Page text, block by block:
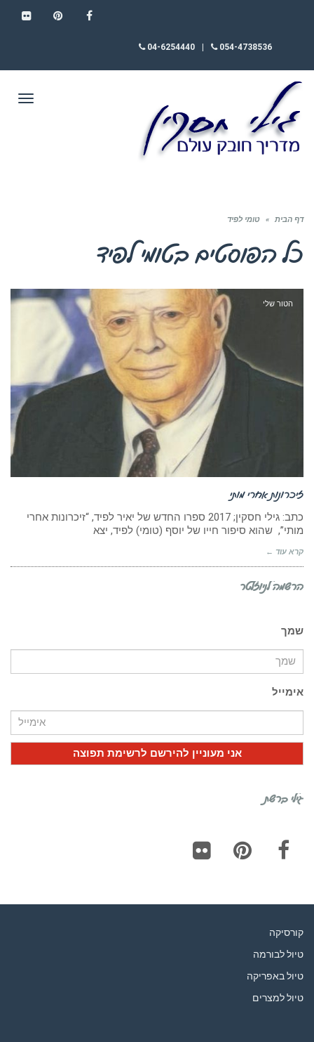
054-4738536
04-6254440
דף הבית » טומי לפיד
כל הפוסטים בטומי לפיד
הטור שלי
זיכרונות אחרי מותי
כתב: גילי חסקין; 2017 ספרו החדש של יאיר לפיד, “זיכרונות אחרי
מותי”, שהוא סיפור חייו של יוסף (טומי) לפיד, יצא
קרא עוד ←
הרשמה לניוזלטר
שמך
אימייל
גילי ברשת
קורסיקה
טיול לבורמה
טיול באפריקה
טיול למצרים